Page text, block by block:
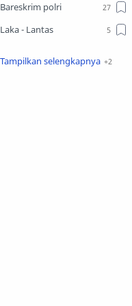
Bareskrim polri
Laka - Lantas